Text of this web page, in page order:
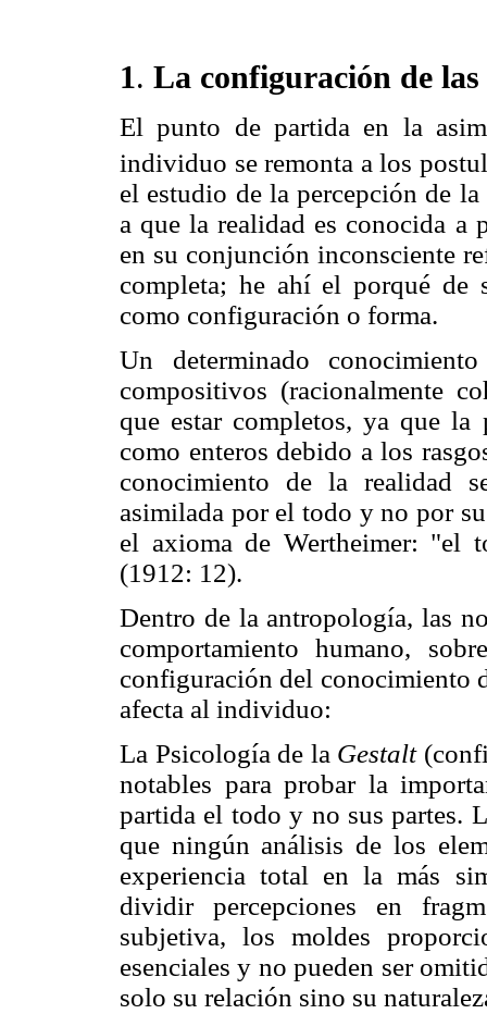
1. La configuración de
El punto de partida en la
individuo se remonta a los
el estudio de la percepción de
a que la realidad es conocida a
en su conjunción inconsciente
completa; he ahí el porqué de
como configuración o forma.
Un determinado
compositivos (racionalmente
que estar completos, ya que
como enteros debido a los
conocimiento de la realidad
asimilada por el todo y no por
el axioma de Wertheimer: "el
(1912: 12).
Dentro de la antropología, las
comportamiento humano,
configuración del conocimiento
afecta al individuo:
La Psicología de la Gestalt
notables para probar la
partida el todo y no sus partes.
que ningún análisis de los
experiencia total en la más
dividir percepciones en
subjetiva, los moldes
esenciales y no pueden ser
solo su relación sino su